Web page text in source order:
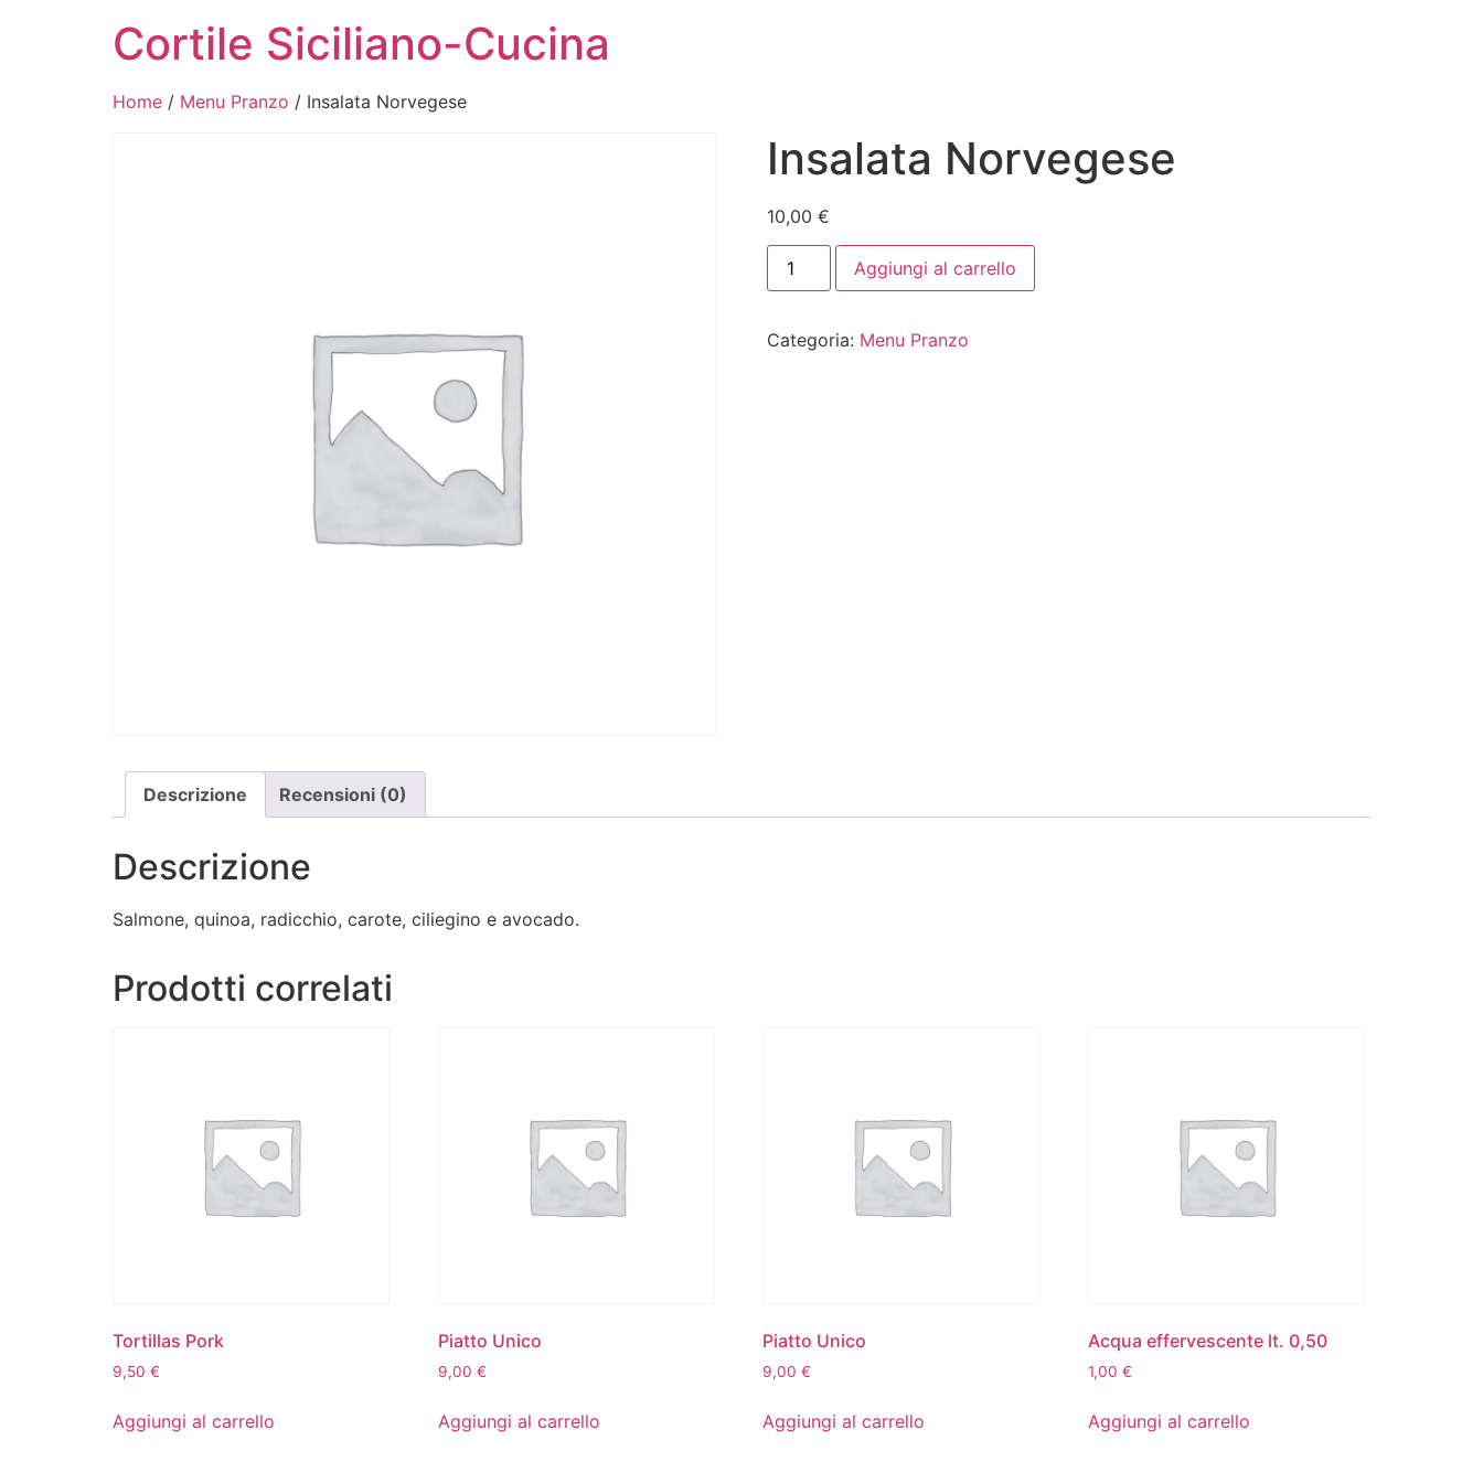
Cortile Siciliano-Cucina
Home / Menu Pranzo / Insalata Norvegese
Insalata Norvegese
10,00 €
Aggiungi al carrello
Categoria: Menu Pranzo
Descrizione Recensioni (0)
Descrizione
Salmone, quinoa, radicchio, carote, ciliegino e avocado.
Prodotti correlati
Tortillas Pork
9,50 €
Aggiungi al carrello
Piatto Unico
9,00 €
Aggiungi al carrello
Piatto Unico
9,00€
Aggiungi al carrello
Acqua effervescente lt. 0,50
1,00€
Aggiungi al carrello